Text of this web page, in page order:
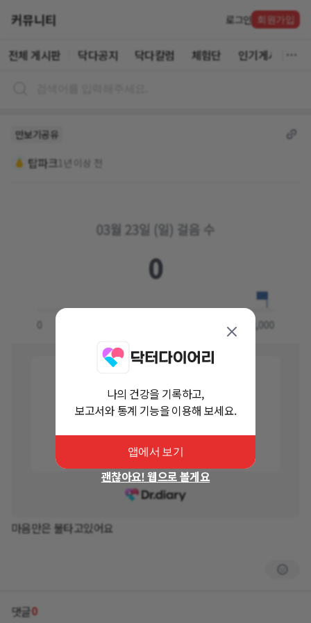
커뮤니티 로그인 회원가입
전체 게시판 닥다공지 닥다칼럼 체험단 인기게시글
만보기공유
탑파크1년 이상 전
마음만은 불타고있어요
댓글0
나의 건강을 기록하고,
보고서와 통계 기능을 이용해 보세요.
앱에서 보기
괜찮아요! 웹으로 볼게요